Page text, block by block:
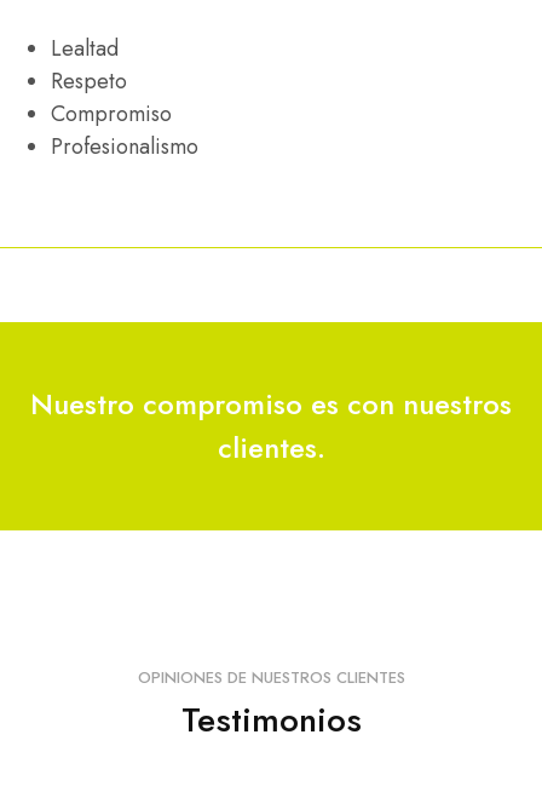
Lealtad
Respeto
Compromiso
Profesionalismo
Nuestro compromiso es con nuestros
clientes.
OPINIONES DE NUESTROS CLIENTES
Testimonios